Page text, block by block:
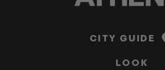
CITY GUIDE
LOOK